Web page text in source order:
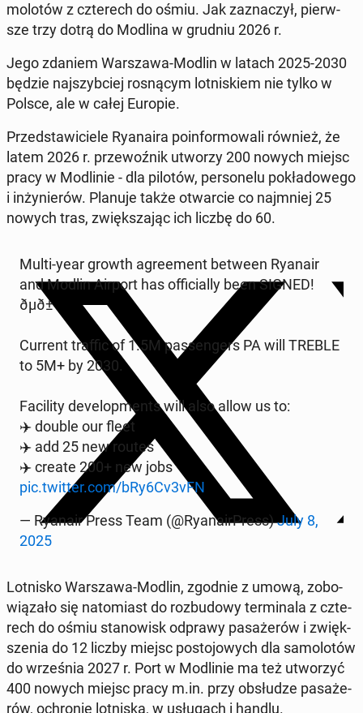
mo­lo­tów z czte­rech do ośmiu. Jak za­zna­czył, pierw­
sze trzy dotrą do Modlina w grudniu 2026 r.
Jego zdaniem War­sza­wa-Modlin w latach 2025-2030
będzie naj­szyb­ciej ro­sną­cym lot­ni­skiem nie tylko w
Polsce, ale w całej Europie.
Przed­sta­wi­cie­le Ry­ana­ira po­in­for­mo­wa­li również, że
latem 2026 r. prze­woź­nik utworzy 200 nowych miejsc
pracy w Mo­dli­nie - dla pilotów, per­so­ne­lu po­kła­do­we­go
i in­ży­nie­rów. Planuje także otwar­cie co naj­mniej 25
nowych tras, zwięk­sza­jąc ich liczbę do 60.
Multi-year growth agre­ement between Ryanair
and Modlin Airport has of­fi­cial­ly been SIGNED!
ðµð±
Current traffic of 1.5M pas­sen­gers PA will TREBLE
to 5M+ by 2030.
Fa­ci­li­ty de­ve­lop­ments will also allow us to:
✈️ double our fleet
✈️ add 25 new routes
✈️ create 200+ new jobs
pic.twitter.com/bRy6Cv3vFN
— Ryanair Press Team (@Ry­ana­ir­Press)July 8,
2025
Lot­ni­sko War­sza­wa-Modlin, zgodnie z umową, zo­bo­
wią­za­ło się na­to­miast do roz­bu­do­wy ter­mi­na­la z czte­
rech do ośmiu sta­no­wisk odprawy pa­sa­że­rów i zwięk­
sze­nia do 12 liczby miejsc po­sto­jo­wych dla sa­mo­lo­tów
do wrze­śnia 2027 r. Port w Mo­dli­nie ma też utwo­rzyć
400 nowych miejsc pracy m.in. przy ob­słu­dze pa­sa­że­
rów, ochro­nie lot­ni­ska, w usłu­gach i handlu.